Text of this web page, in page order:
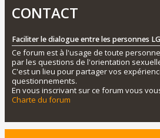
CONTACT
Faciliter le dialogue entre les personnes
Ce forum est à l'usage de toute
par les questions de l'orientation
C'est un lieu pour partager vos
questionnements.
En vous inscrivant sur ce forum vous
Charte du forum